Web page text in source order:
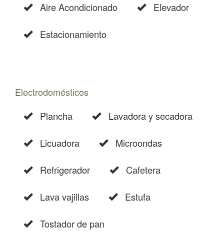
Aire Acondicionado Elevador
Estacionamiento
Electrodomésticos
Plancha
Lavadora y secadora
Licuadora Microondas
Refrigerador Cafetera
Lava vajillas Estufa
Tostador de pan